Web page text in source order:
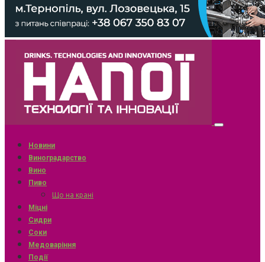
Новини
Виноградарство
Вино
Пиво
Що на крані
Міцні
Сидри
Соки
Медоваріння
Події